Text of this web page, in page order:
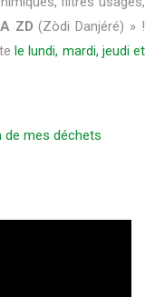
ZD (Zòdi Danjéré) » !
le lundi, mardi, jeudi et
de mes déchets